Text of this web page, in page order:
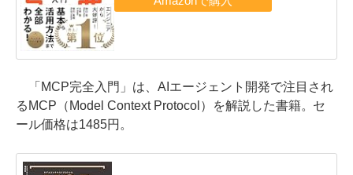
「MCP完全入門」は、AIエージェント開発で注目され
るMCP（Model Context Protocol）を解説した書籍。セ
ール価格は1485円。